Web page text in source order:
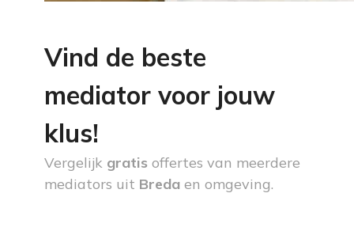
Vind de beste
mediator voor jouw
klus!
Vergelijk gratis offertes van meerdere
mediators uit Breda en omgeving.